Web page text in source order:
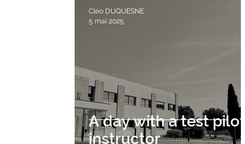
A day with a test pilot
instructor
Cléo DUQUESNE
5 mai 2025